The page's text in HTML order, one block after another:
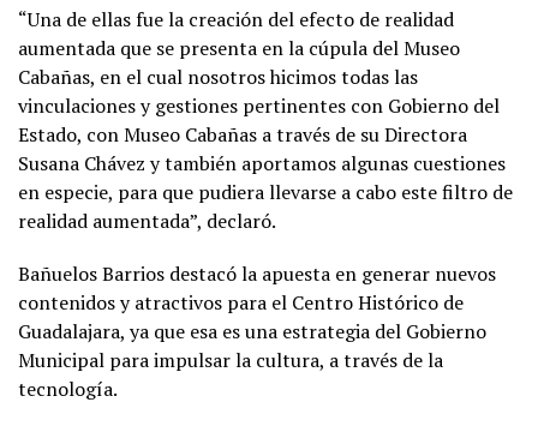
“Una de ellas fue la creación del efecto de realidad
aumentada que se presenta en la cúpula del Museo
Cabañas, en el cual nosotros hicimos todas las
vinculaciones y gestiones pertinentes con Gobierno del
Estado, con Museo Cabañas a través de su Directora
Susana Chávez y también aportamos algunas cuestiones
en especie, para que pudiera llevarse a cabo este filtro de
realidad aumentada”, declaró.
Bañuelos Barrios destacó la apuesta en generar nuevos
contenidos y atractivos para el Centro Histórico de
Guadalajara, ya que esa es una estrategia del Gobierno
Municipal para impulsar la cultura, a través de la
tecnología.